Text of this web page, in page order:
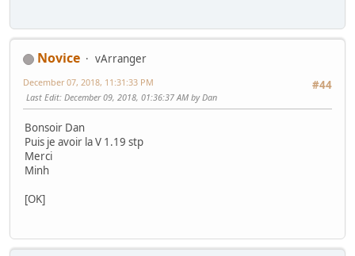
Novice
vArranger
#44
December 07, 2018, 11:31:33 PM
Last Edit: December 09, 2018, 01:36:37 AM by Dan
Bonsoir Dan
Puis je avoir la V 1.19 stp
Merci
Minh
[OK]